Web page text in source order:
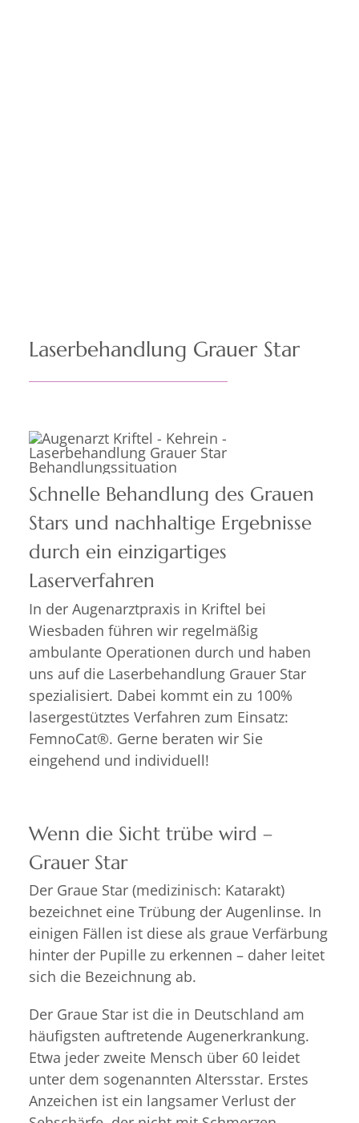
Laserbehandlung Grauer Star
Schnelle Behandlung des Grauen
Stars und nachhaltige Ergebnisse
durch ein einzigartiges
Laserverfahren
In der Augenarztpraxis in Kriftel bei
Wiesbaden führen wir regelmäßig
ambulante Operationen durch und haben
uns auf die Laserbehandlung Grauer Star
spezialisiert. Dabei kommt ein zu 100%
lasergestütztes Verfahren zum Einsatz:
FemnoCat®. Gerne beraten wir Sie
eingehend und individuell!
Wenn die Sicht trübe wird –
Grauer Star
Der Graue Star (medizinisch: Katarakt)
bezeichnet eine Trübung der Augenlinse. In
einigen Fällen ist diese als graue Verfärbung
hinter der Pupille zu erkennen – daher leitet
sich die Bezeichnung ab.
Der Graue Star ist die in Deutschland am
häufigsten auftretende Augenerkrankung.
Etwa jeder zweite Mensch über 60 leidet
unter dem sogenannten Altersstar. Erstes
Anzeichen ist ein langsamer Verlust der